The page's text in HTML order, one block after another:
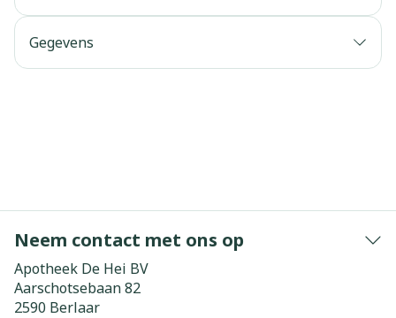
Gegevens
Neem contact met ons op
Apotheek De Hei BV
Aarschotsebaan 82
2590 Berlaar